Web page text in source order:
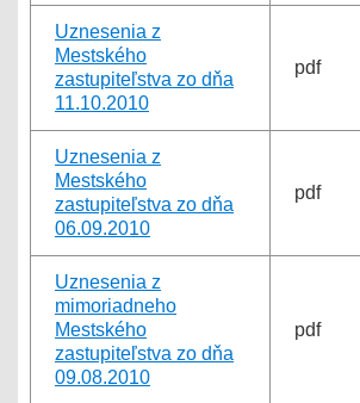
Uznesenia z
Mestského
zastupiteľstva zo dňa
11.10.2010
pdf
Uznesenia z
Mestského
zastupiteľstva zo dňa
06.09.2010
pdf
Uznesenia z
mimoriadneho
Mestského
zastupiteľstva zo dňa
09.08.2010
pdf